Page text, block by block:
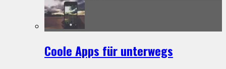
Coole Apps für unterwegs